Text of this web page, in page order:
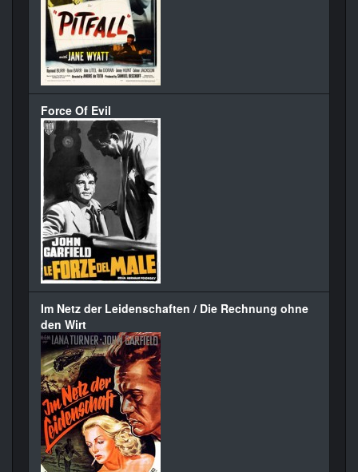
Force Of Evil
Im Netz der Leidenschaften / Die Rechnung ohne
den Wirt